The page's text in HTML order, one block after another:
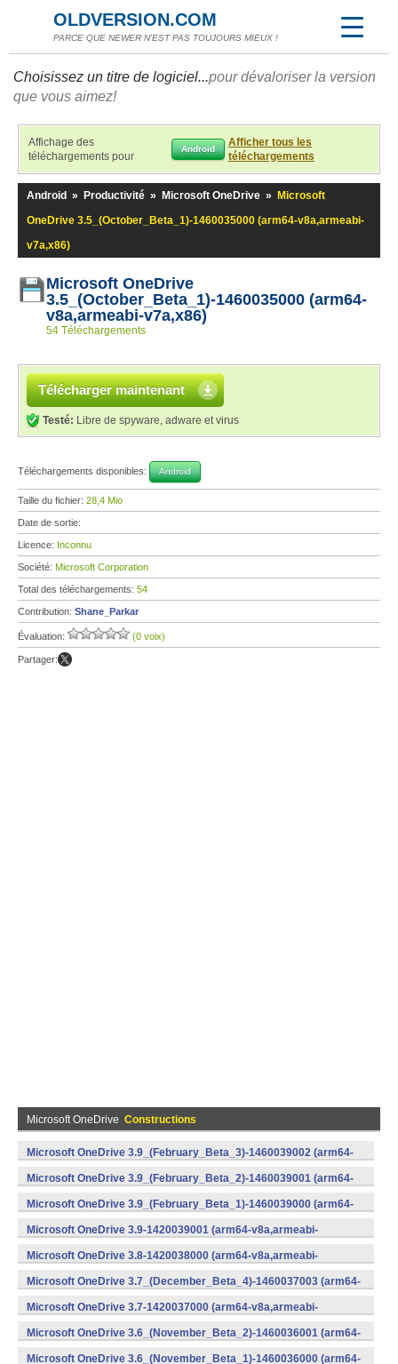
OLDVERSION.COM
PARCE QUE NEWER N'EST PAS TOUJOURS MIEUX !
Choisissez un titre de logiciel...pour dévaloriser la version
que vous aimez!
Affichage des
téléchargements pour
Android
Afficher tous les
téléchargements
Android » Productivité » Microsoft OneDrive »
Microsoft
OneDrive 3.5_(October_Beta_1)-1460035000 (arm64-v8a,armeabi-
v7a,x86)
Microsoft OneDrive
3.5_(October_Beta_1)-1460035000 (arm64-
v8a,armeabi-v7a,x86)
54 Téléchargements
Télécharger maintenant
Testé: Libre de spyware, adware et virus
Téléchargements disponibles: Android
Taille du fichier: 28,4 Mio
Date de sortie:
Licence: Inconnu
Société: Microsoft Corporation
Total des téléchargements: 54
Contribution: Shane_Parkar
Évaluation: (0 voix)
Partager:
Microsoft OneDrive Constructions
Microsoft OneDrive 3.9_(February_Beta_3)-1460039002 (arm64-
v8a,armeabi-v7a,x86) (Android)
Microsoft OneDrive 3.9_(February_Beta_2)-1460039001 (arm64-
v8a,armeabi-v7a,x86) (Android)
Microsoft OneDrive 3.9_(February_Beta_1)-1460039000 (arm64-
v8a,armeabi-v7a,x86) (Android)
Microsoft OneDrive 3.9-1420039001 (arm64-v8a,armeabi-
v7a,x86) (Android)
Microsoft OneDrive 3.8-1420038000 (arm64-v8a,armeabi-
v7a,x86) (Android)
Microsoft OneDrive 3.7_(December_Beta_4)-1460037003 (arm64-
v8a,armeabi-v7a,x86) (Android)
Microsoft OneDrive 3.7-1420037000 (arm64-v8a,armeabi-
v7a,x86) (Android)
Microsoft OneDrive 3.6_(November_Beta_2)-1460036001 (arm64-
v8a,armeabi-v7a,x86) (Android)
Microsoft OneDrive 3.6_(November_Beta_1)-1460036000 (arm64-